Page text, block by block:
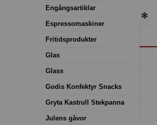
Engångsartiklar
Espressomaskiner
Fritidsprodukter
Glas
Glass
Godis Konfektyr Snacks
Gryta Kastrull Stekpanna
Julens gåvor